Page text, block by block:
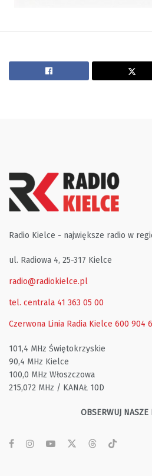
Radio Kielce - największe radio w
ul. Radiowa 4, 25-317 Kielce
radio@radiokielce.pl
tel. centrala 41 363 05 00
Czerwona Linia Radia Kielce 600 904
101,4 MHz Świętokrzyskie
90,4 MHz Kielce
100,0 MHz Włoszczowa
215,072 MHz / KANAŁ 10D
OBSERWUJ NASZE